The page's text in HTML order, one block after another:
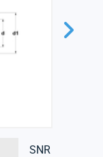
SNR